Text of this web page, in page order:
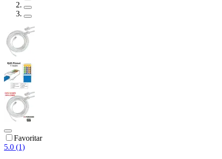
Favoritar
5.0 (1)